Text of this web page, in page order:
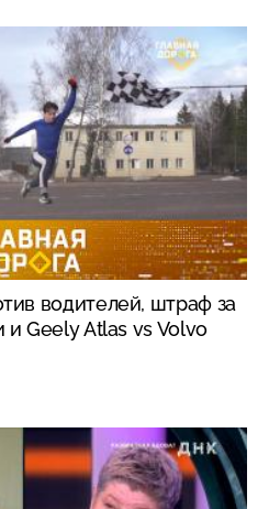
водителей, штраф за
и Geely Atlas vs Volvo